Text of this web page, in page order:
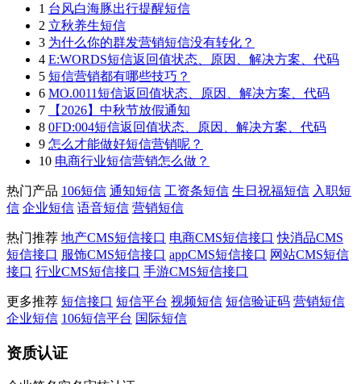
1 台风白海豚出行提醒短信
2 立秋养生短信
3 为什么你的群发营销短信没有转化？
4 E:WORDS短信返回值状态、原因、解决方案、代码
5 短信营销都有哪些技巧？
6 MO.0011短信返回值状态、原因、解决方案、代码
7
【2026】中秋节放假通知
8 0FD:004短信返回值状态、原因、解决方案、代码
9 怎么才能做好短信营销呢？
10 电商行业短信营销怎么做？
热门产品 106短信 通知短信 工资条短信 生日祝福短信 入职短
信 企业短信 语音短信 营销短信
热门推荐 地产CMS短信接口 电商CMS短信接口 快消品CMS
短信接口 服饰CMS短信接口 appCMS短信接口 网站CMS短信
接口 行业CMS短信接口 手游CMS短信接口
更多推荐 短信接口 短信平台 视频短信 短信验证码 营销短信
企业短信 106短信平台 国际短信
资质认证